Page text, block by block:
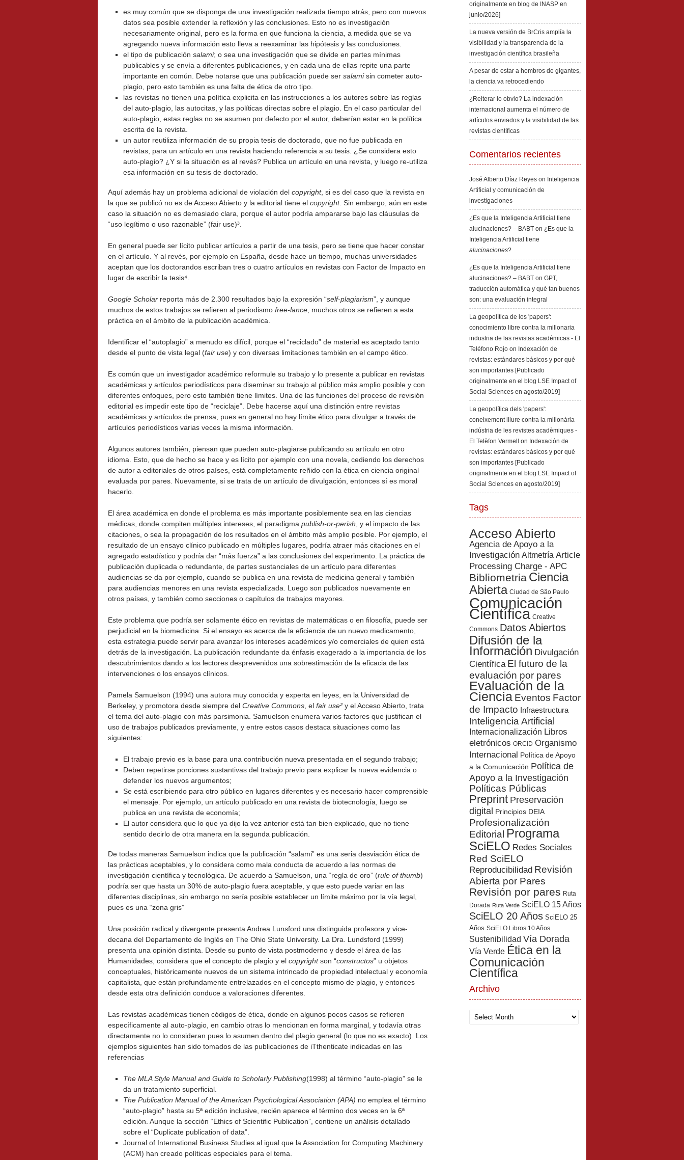
es muy común que se disponga de una investigación realizada tiempo atrás, pero con nuevos
datos sea posible extender la reflexión y las conclusiones. Esto no es investigación
necesariamente original, pero es la forma en que funciona la ciencia, a medida que se va
agregando nueva información esto lleva a reexaminar las hipótesis y las conclusiones.
el tipo de publicación salami; o sea una investigación que se divide en partes mínimas
publicables y se envía a diferentes publicaciones, y en cada una de ellas repite una parte
importante en común. Debe notarse que una publicación puede ser salamisin cometer auto-
plagio, pero esto también es una falta de ética de otro tipo.
las revistas no tienen una política explicita en las instrucciones a los autores sobre las reglas
del auto-plagio, las autocitas, y las políticas directas sobre el plagio. En el caso particular del
auto-plagio, estas reglas no se asumen por defecto por el autor, deberían estar en la política
escrita de la revista.
un autor reutiliza información de su propia tesis de doctorado, que no fue publicada en
revistas, para un artículo en una revista haciendo referencia a su tesis. ¿Se considera esto
auto-plagio? ¿Y si la situación es al revés? Publica un artículo en una revista, y luego re-utiliza
esa información en su tesis de doctorado.
Aquí además hay un problema adicional de violación del copyright, si es del caso que la revista en
la que se publicó no es de Acceso Abierto y la editorial tiene el copyright. Sin embargo, aún en este
caso la situación no es demasiado clara, porque el autor podría ampararse bajo las cláusulas de
“uso legítimo o uso razonable” (fair use)³.
En general puede ser lícito publicar artículos a partir de una tesis, pero se tiene que hacer constar
en el artículo. Y al revés, por ejemplo en España, desde hace un tiempo, muchas universidades
aceptan que los doctorandos escriban tres o cuatro artículos en revistas con Factor de Impacto en
lugar de escribir la tesis⁴.
Google Scholar reporta más de 2.300 resultados bajo la expresión “self-plagiarism”, y aunque
muchos de estos trabajos se refieren al periodismo free-lance , muchos otros se refieren a esta
práctica en el ámbito de la publicación académica.
Identificar el “autoplagio” a menudo es difícil, porque el “reciclado” de material es aceptado tanto
desde el punto de vista legal (fair use) y con diversas limitaciones también en el campo ético.
Es común que un investigador académico reformule su trabajo y lo presente a publicar en revistas
académicas y artículos periodísticos para diseminar su trabajo al público más amplio posible y con
diferentes enfoques, pero esto también tiene límites. Una de las funciones del proceso de revisión
editorial es impedir este tipo de “reciclaje”. Debe hacerse aquí una distinción entre revistas
académicas y artículos de prensa, pues en general no hay límite ético para divulgar a través de
artículos periodísticos varias veces la misma información.
Algunos autores también, piensan que pueden auto-plagiarse publicando su artículo en otro
idioma. Esto, que de hecho se hace y es lícito por ejemplo con una novela, cediendo los derechos
de autor a editoriales de otros países, está completamente reñido con la ética en ciencia original
evaluada por pares. Nuevamente, si se trata de un artículo de divulgación, entonces sí es moral
hacerlo.
El área académica en donde el problema es más importante posiblemente sea en las ciencias
médicas, donde compiten múltiples intereses, el paradigma publish-or-perish , y el impacto de las
citaciones, o sea la propagación de los resultados en el ámbito más amplio posible. Por ejemplo, el
resultado de un ensayo clínico publicado en múltiples lugares, podría atraer más citaciones en el
agregado estadístico y podría dar “más fuerza” a las conclusiones del experimento. La práctica de
publicación duplicada o redundante, de partes sustanciales de un artículo para diferentes
audiencias se da por ejemplo, cuando se publica en una revista de medicina general y también
para audiencias menores en una revista especializada. Luego son publicados nuevamente en
otros países, y también como secciones o capítulos de trabajos mayores.
Este problema que podría ser solamente ético en revistas de matemáticas o en filosofía, puede ser
perjudicial en la biomedicina. Si el ensayo es acerca de la eficiencia de un nuevo medicamento,
esta estrategia puede servir para avanzar los intereses académicos y/o comerciales de quien está
detrás de la investigación. La publicación redundante da énfasis exagerado a la importancia de los
descubrimientos dando a los lectores desprevenidos una sobrestimación de la eficacia de las
intervenciones o los ensayos clínicos.
Pamela Samuelson (1994) una autora muy conocida y experta en leyes, en la Universidad de
Berkeley, y promotora desde siempre del Creative Commons , el fair use² y el Acceso Abierto, trata
el tema del auto-plagio con más parsimonia. Samuelson enumera varios factores que justifican el
uso de trabajos publicados previamente, y entre estos casos destaca situaciones como las
siguientes:
El trabajo previo es la base para una contribución nueva presentada en el segundo trabajo;
Deben repetirse porciones sustantivas del trabajo previo para explicar la nueva evidencia o
defender los nuevos argumentos;
Se está escribiendo para otro público en lugares diferentes y es necesario hacer comprensible
el mensaje. Por ejemplo, un artículo publicado en una revista de biotecnología, luego se
publica en una revista de economía;
El autor considera que lo que ya dijo la vez anterior está tan bien explicado, que no tiene
sentido decirlo de otra manera en la segunda publicación.
De todas maneras Samuelson indica que la publicación “salami” es una seria desviación ética de
las prácticas aceptables, y lo considera como mala conducta de acuerdo a las normas de
investigación científica y tecnológica. De acuerdo a Samuelson, una “regla de oro” (rule of thumb)
podría ser que hasta un 30% de auto-plagio fuera aceptable, y que esto puede variar en las
diferentes disciplinas, sin embargo no sería posible establecer un límite máximo por la vía legal,
pues es una “zona gris”
Una posición radical y divergente presenta Andrea Lunsford una distinguida profesora y vice-
decana del Departamento de Inglés en The Ohio State University. La Dra. Lundsford (1999)
presenta una opinión distinta. Desde su punto de vista postmoderno y desde el área de las
Humanidades, considera que el concepto de plagio y el copyrightson “constructos” u objetos
conceptuales, históricamente nuevos de un sistema intrincado de propiedad intelectual y economía
capitalista, que están profundamente entrelazados en el concepto mismo de plagio, y entonces
desde esta otra definición conduce a valoraciones diferentes.
Las revistas académicas tienen códigos de ética, donde en algunos pocos casos se refieren
específicamente al auto-plagio, en cambio otras lo mencionan en forma marginal, y todavía otras
directamente no lo consideran pues lo asumen dentro del plagio general (lo que no es exacto). Los
ejemplos siguientes han sido tomados de las publicaciones de iTthenticate indicadas en las
referencias
The MLA Style Manual and Guide to Scholarly Publishing(1998) al término “auto-plagio” se le
da un tratamiento superficial.
The Publication Manual of the American Psychological Association (APA) no emplea el término
“auto-plagio” hasta su 5ª edición inclusive, recién aparece el término dos veces en la 6ª
edición. Aunque la sección “Ethics of Scientific Publication”, contiene un análisis detallado
sobre el “Duplicate publication of data”.
Journal of International Business Studies al igual que la Association for Computing Machinery
(ACM) han creado políticas especiales para el tema.
originalmente en blog de INASP en
junio/2026]
La nueva versión de BrCris amplía la
visibilidad y la transparencia de la
investigación científica brasileña
A pesar de estar a hombros de gigantes,
la ciencia va retrocediendo
¿Reiterar lo obvio? La indexación
internacional aumenta el número de
artículos enviados y la visibilidad de las
revistas científicas
Comentarios recientes
José Alberto Díaz Reyes on Inteligencia
Artificial y comunicación de
investigaciones
¿Es que la Inteligencia Artificial tiene
alucinaciones? – BABT on ¿Es que la
Inteligencia Artificial tiene
alucinaciones?
¿Es que la Inteligencia Artificial tiene
alucinaciones? – BABT on GPT,
traducción automática y qué tan buenos
son: una evaluación integral
La geopolítica de los 'papers':
conocimiento libre contra la millonaria
industria de las revistas académicas - El
Teléfono Rojo on Indexación de
revistas: estándares básicos y por qué
son importantes [Publicado
originalmente en el blog LSE Impact of
Social Sciences en agosto/2019]
La geopolítica dels 'papers':
coneixement lliure contra la milionària
indústria de les revistes acadèmiques -
El Telèfon Vermell
on Indexación de
revistas: estándares básicos y por qué
son importantes [Publicado
originalmente en el blog LSE Impact of
Social Sciences en agosto/2019]
Tags
Acceso Abierto
Agencia de Apoyo a la
Investigación Altmetría Article
Processing Charge - APC
Bibliometria Ciencia
Abierta Ciudad de São Paulo
Comunicación
Científica Creative
Commons Datos Abiertos
Difusión de la
Información Divulgación
Científica El futuro de la
evaluación por pares
Evaluación de la
Ciencia Eventos Factor
de Impacto Infraestructura
Inteligencia Artificial
Internacionalización Libros
eletrónicos ORCID Organismo
Internacional Política de Apoyo
a la Comunicación Política de
Apoyo a la Investigación
Políticas Públicas
Preprint Preservación
digital Principios DEIA
Profesionalización
Editorial Programa
SciELO Redes Sociales
Red SciELO
Reproducibilidad Revisión
Abierta por Pares
Revisión por pares Ruta
Dorada Ruta Verde SciELO 15 Años
SciELO 20 Años SciELO 25
Años SciELO Libros 10 Años
Sustenibilidad Vía Dorada
Vía Verde Ética en la
Comunicación
Científica
Archivo
Archivo